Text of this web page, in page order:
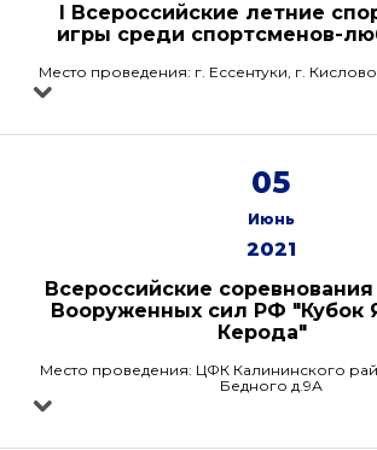
I Всероссийские летние
игры среди спортсменов-
Место проведения: г. Ессентуки, г.
05
Июнь
2021
Всероссийские
Вооруженных сил РФ "Кубок
Керода"
Место проведения: ЦФК Калининского
Бедного д.9А